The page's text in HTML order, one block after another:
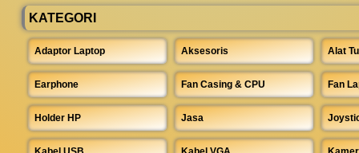
KATEGORI
Adaptor Laptop Aksesoris Alat
Earphone Fan Casing & CPU Fan
Holder HP Jasa